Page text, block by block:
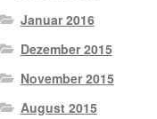
Januar 2016
Dezember 2015
November 2015
August 2015